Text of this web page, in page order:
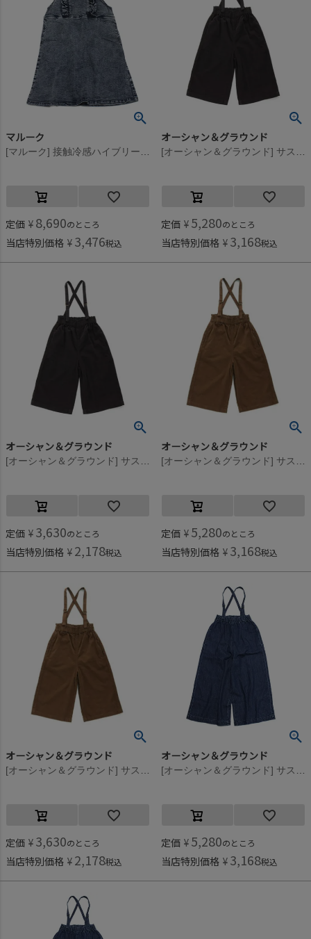
マルーク
[マルーク] 接触冷感ハイブリーチデニムジャンパースカート コン(5)
定価 ¥ 8,690のところ
当店特別価格 ¥ 3,476税込
オーシャン＆グラウンド
[オーシャン＆グラウンド] サスペンダーワイドパンツ チャコール(CH)
定価 ¥ 5,280のところ
当店特別価格 ¥ 3,168税込
オーシャン＆グラウンド
[オーシャン＆グラウンド] サスペンダーワイドパンツ チャコール(CH)
定価 ¥ 3,630のところ
当店特別価格 ¥ 2,178税込
オーシャン＆グラウンド
[オーシャン＆グラウンド] サスペンダーワイドパンツ ブラウン(BR)
定価 ¥ 5,280のところ
当店特別価格 ¥ 3,168税込
オーシャン＆グラウンド
[オーシャン＆グラウンド] サスペンダーワイドパンツ ブラウン(BR)
定価 ¥ 3,630のところ
当店特別価格 ¥ 2,178税込
オーシャン＆グラウンド
[オーシャン＆グラウンド] サスペンダーワイドパンツ ナチュラルフェード(NF)
定価 ¥ 5,280のところ
当店特別価格 ¥ 3,168税込